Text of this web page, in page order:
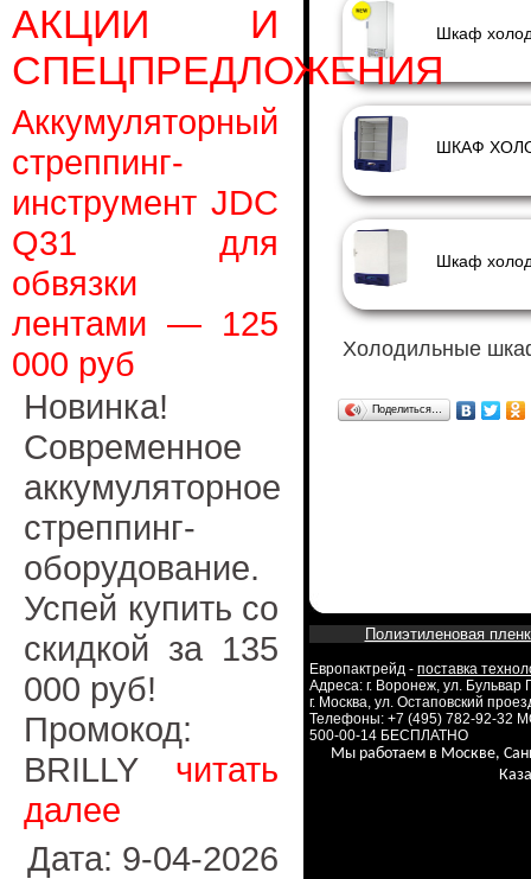
АКЦИИ И
СПЕЦПРЕДЛОЖЕНИЯ
Аккумуляторный
стреппинг-
инструмент JDC
Q31 для
обвязки
лентами — 125
000 руб
Новинка!
Современное
аккумуляторное
стреппинг-
оборудование.
Успей купить со
скидкой за 135
000 руб!
Промокод:
BRILLY читать
далее
Дата: 9-04-2026
Холодильные
Поделиться…
Полиэтиленовая
Европактрейд - поставка
Адреса: г. Воронеж, ул.
г. Москва, ул. Остаповский
Телефоны: +7 (495) 782-92-32
500-00-14 БЕСПЛАТНО
Мы работаем в Москве,